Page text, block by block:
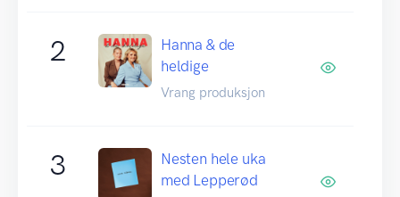
2
Hanna & de
heldige
Vrang produksjon
3
Nesten hele uka
med Lepperød